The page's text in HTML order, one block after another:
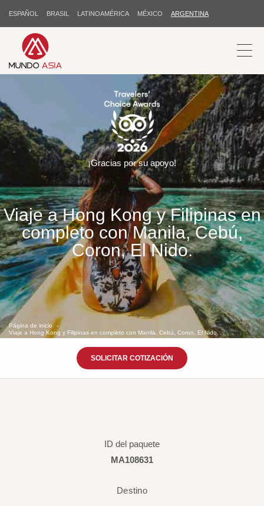
ESPAÑOL BRASIL LATINOAMÉRICA MÉXICO ARGENTINA
Viaje a Hong Kong y Filipinas en
completo con Manila, Cebú,
Coron, El Nido.
Página de inicio
Viaje a Hong Kong y Filipinas en completo con Manila, Cebú, Coron, El Nido.
¡Gracias por su apoyo!
SOLICITAR COTIZACIÓN
ID del paquete
MA108631
Destino